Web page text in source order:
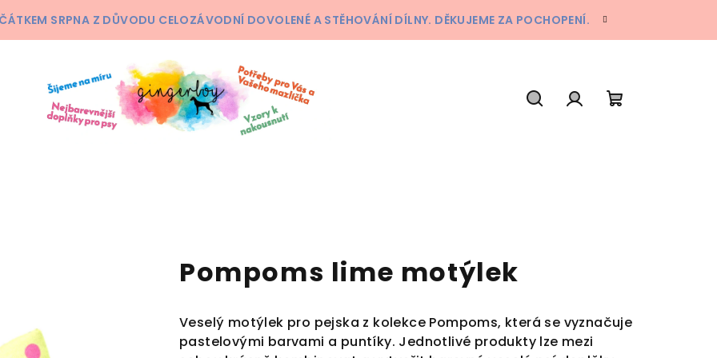
SRPNA Z DŮVODU CELOZÁVODNÍ DOVOLENÉ A STĚHOVÁNÍ DÍLNY. DĚKUJEME ZA POCHOPENÍ.
Pompoms lime motýlek
Veselý motýlek pro pejska z kolekce Pompoms, která se vyznačuje
pastelovými barvami a puntíky. Jednotlivé produkty lze mezi